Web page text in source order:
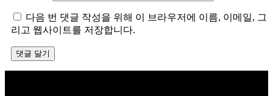
다음 번 댓글 작성을 위해 이 브라우저에 이름, 이메일, 그
리고 웹사이트를 저장합니다.